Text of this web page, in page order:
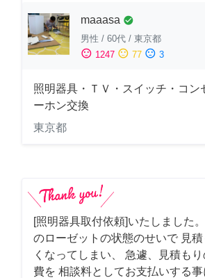
maaasa check_circle
男性 / 60代 / 東京都
sentiment_satisfied 1247 sentiment_neutral 77 sentiment_dissatisfied 3
照明器具・ＴＶ・スイッチ・コン
ーホン交換
東京都
[照明器具取付依頼]いたしました
のローゼットの状態のせいで 見
くなってしまい、 急遽、見積も
費を 相談料としてお支払いする